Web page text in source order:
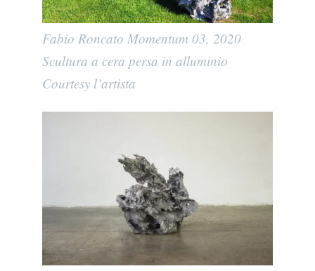
Fabio Roncato Momentum 03, 2020
Scultura a cera persa in alluminio
Courtesy l’artista